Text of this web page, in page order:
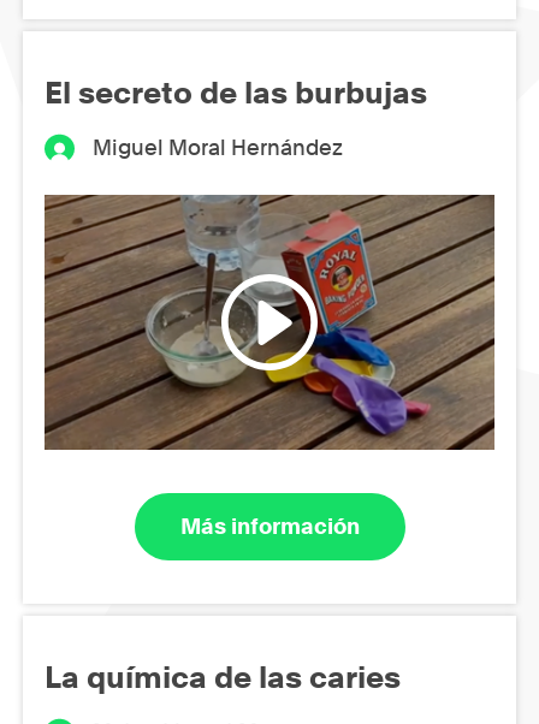
El secreto de las burbujas
Miguel Moral Hernández
Más información
La química de las caries